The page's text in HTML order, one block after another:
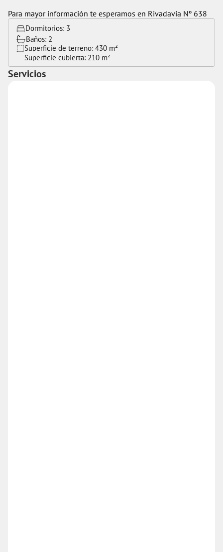
Para mayor información te esperamos en Rivadavia Nº 638
Dormitorios: 3
Baños: 2
Superficie de terreno: 430 m²
Superficie cubierta: 210 m²
Servicios